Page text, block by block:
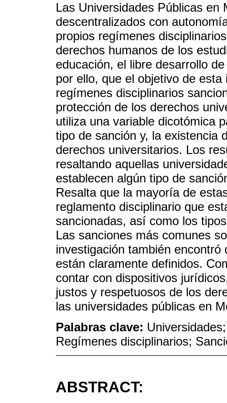
Las Universidades Públicas en
descentralizados con
propios regímenes
derechos humanos de los
educación, el libre desarrollo
por ello, que el objetivo de
regímenes disciplinarios
protección de los derechos
utiliza una variable dicotómica
tipo de sanción y, la existencia
derechos universitarios. Los
resaltando aquellas
establecen algún tipo de
Resalta que la mayoría de
reglamento disciplinario que
sancionadas, así como los
Las sanciones más comunes
investigación también
están claramente definidos.
contar con dispositivos
justos y respetuosos de los
las universidades públicas en
Palabras clave:
Regímenes disciplinarios;
ABSTRACT: